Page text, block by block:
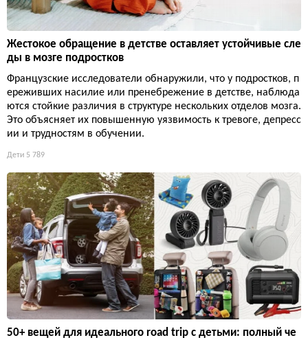
Жестокое обращение в детстве оставляет устойчивые сле
ды в мозге подростков
Французские исследователи обнаружили, что у подростков, п
ереживших насилие или пренебрежение в детстве, наблюда
ются стойкие различия в структуре нескольких отделов мозга.
Это объясняет их повышенную уязвимость к тревоге, депресс
ии и трудностям в обучении.
Дети 5 789
50+ вещей для идеального road trip с детьми: полный че